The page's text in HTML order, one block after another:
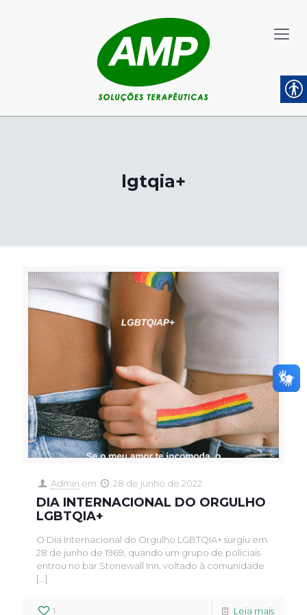
lgtqia+
Admin em 28 de junho de 2022
DIA INTERNACIONAL DO ORGULHO
LGBTQIA+
O Dia Internacional do Orgulho LGBTQIA+ surgiu em
28 de junho de 1969, quando um grupo de policiais
entrou no bar Stonewall Inn, voltado à comunidade
[…]
1 Leia mais